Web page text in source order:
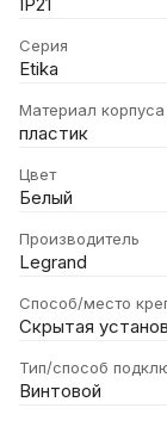
IP21
Серия
Etika
Материал корпуса
пластик
Цвет
Белый
Производитель
Legrand
Способ/место
Скрытая
Тип/способ
Винтовой